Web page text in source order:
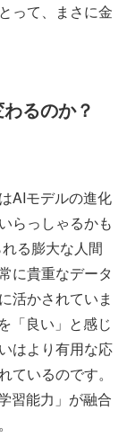
って、まさに金
るのか？
AIモデルの進化
らっしゃるかも
る膨大な人間
に貴重なデータ
活かされていま
「良い」と感じ
はより有用な応
いるのです。
習能力」が融合